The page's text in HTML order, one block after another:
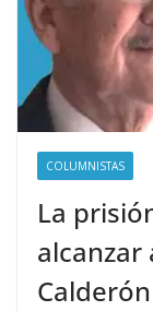
COLUMNISTAS
La
alcanzar
Calderón